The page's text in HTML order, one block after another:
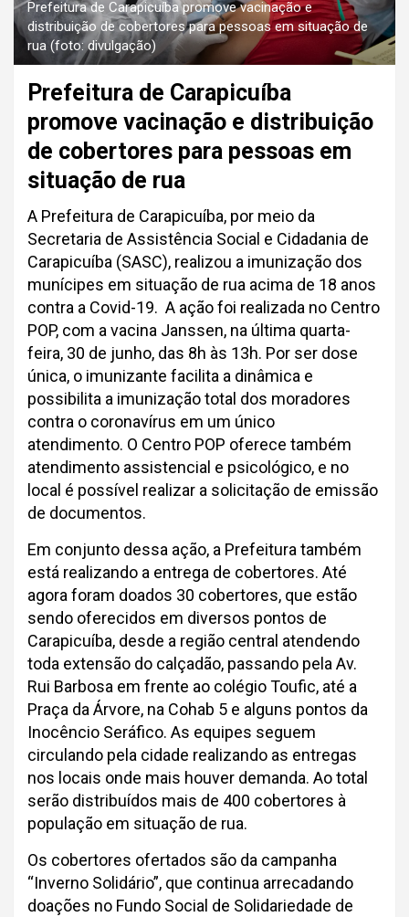
Prefeitura de Carapicuíba promove vacinação e
distribuição de cobertores para pessoas em situação de
rua (foto: divulgação)
Prefeitura de Carapicuíba
promove vacinação e distribuição
de cobertores para pessoas em
situação de rua
A Prefeitura de Carapicuíba, por meio da
Secretaria de Assistência Social e Cidadania de
Carapicuíba (SASC), realizou a imunização dos
munícipes em situação de rua acima de 18 anos
contra a Covid-19. A ação foi realizada no Centro
POP, com a vacina Janssen, na última quarta-
feira, 30 de junho, das 8h às 13h. Por ser dose
única, o imunizante facilita a dinâmica e
possibilita a imunização total dos moradores
contra o coronavírus em um único
atendimento. O Centro POP oferece também
atendimento assistencial e psicológico, e no
local é possível realizar a solicitação de emissão
de documentos.
Em conjunto dessa ação, a Prefeitura também
está realizando a entrega de cobertores. Até
agora foram doados 30 cobertores, que estão
sendo oferecidos em diversos pontos de
Carapicuíba, desde a região central atendendo
toda extensão do calçadão, passando pela Av.
Rui Barbosa em frente ao colégio Toufic, até a
Praça da Árvore, na Cohab 5 e alguns pontos da
Inocêncio Seráfico. As equipes seguem
circulando pela cidade realizando as entregas
nos locais onde mais houver demanda. Ao total
serão distribuídos mais de 400 cobertores à
população em situação de rua.
Os cobertores ofertados são da campanha
“Inverno Solidário”, que continua arrecadando
doações no Fundo Social de Solidariedade de